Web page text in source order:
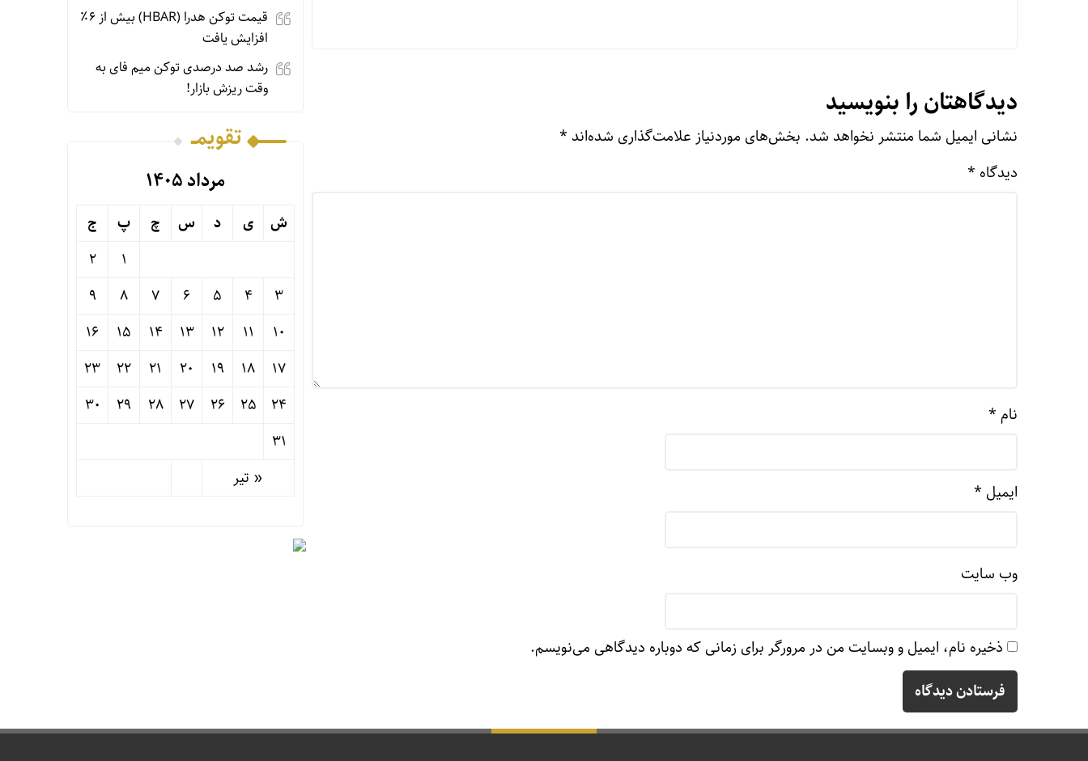
دیدگاهتان را بنویسید
نشانی ایمیل شما منتشر نخواهد شد. بخش‌های موردنیاز علامت‌گذاری شده‌اند *
دیدگاه *
نام *
ایمیل *
وب‌ سایت
ذخیره نام، ایمیل و وبسایت من در مرورگر برای زمانی که دوباره دیدگاهی می‌نویسم.
قیمت توکن هدرا (HBAR) بیش از ۶٪
افزایش یافت
رشد صد درصدی توکن میم فای به
وقت ریزش بازار!
تقویمــ
مرداد ۱۴۰۵
ش ی د س چ پ ج
« تیر
1
2
3
4
5
6
7
8
9
10
11
12
13
14
15
16
17
18
19
20
21
22
23
24
25
26
27
28
29
30
31